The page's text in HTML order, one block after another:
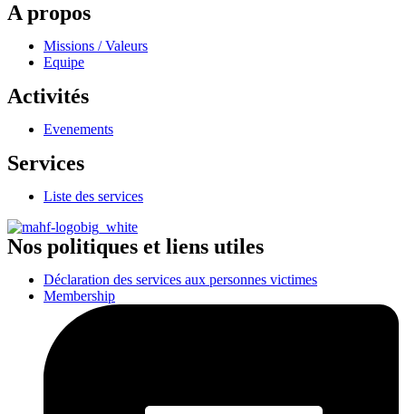
A propos
Missions / Valeurs
Equipe
Activités
Evenements
Services
Liste des services
Nos politiques et liens utiles
Déclaration des services aux personnes victimes
Membership